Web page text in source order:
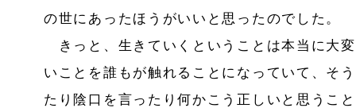
の世にあったほうがいいと思ったのでした。
きっと、生きていくということは本当に大
いことを誰もが触れることになっていて、そ
たり陰口を言ったり何かこう正しいと思うこ